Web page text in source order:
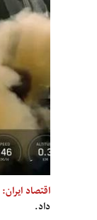
اقتصاد ایران:
داد.